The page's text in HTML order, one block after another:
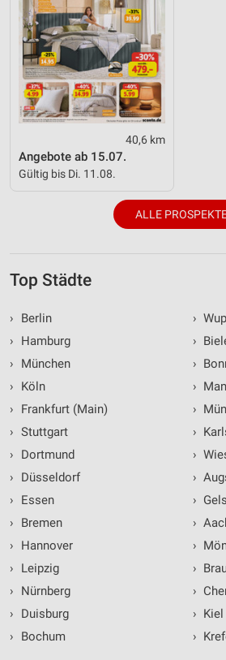
40,6 km
Angebote ab 15.07.
Gültig bis Di. 11.08.
ALLE
Top Städte
›
Berlin
›
Hamburg
›
München
›
Köln
›
Frankfurt (Main)
› Stuttgart
›
Dortmund
›
Düsseldorf
›
Essen
›
Bremen
›
Hannover
›
Leipzig
›
Nürnberg
›
Duisburg
›
Bochum
›
›
›
›
›
›
›
›
›
›
›
›
›
› Kiel
›